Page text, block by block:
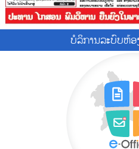
ບໍ​ລິ​ການ​ລະບົບຫ້